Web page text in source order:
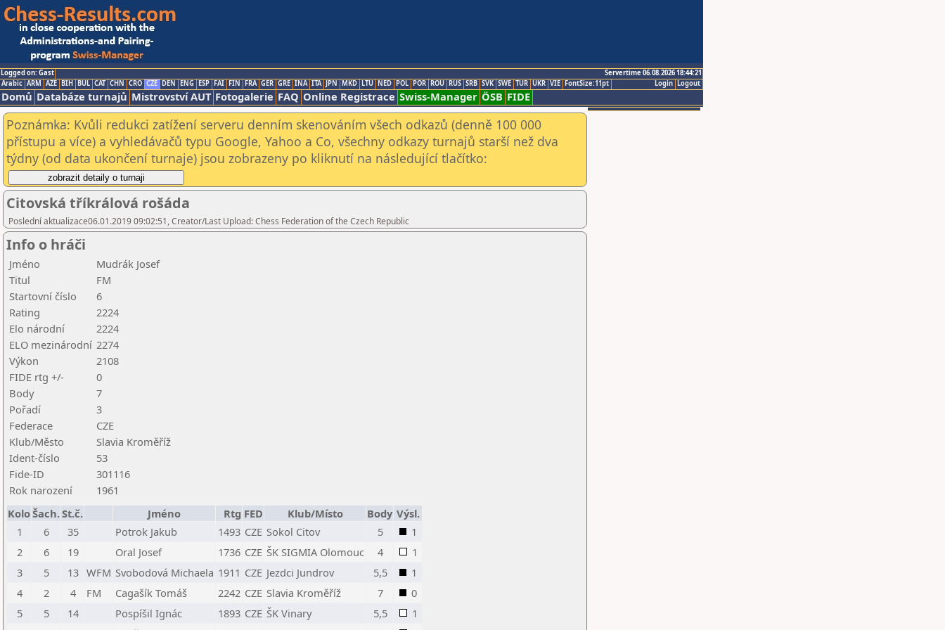
Logged on: Gast
Servertime 06.08.2026 18:44:21
Logout
Login
Arabic ARM AZE BIH BUL CAT CHN CRO CZE DEN ENG ESP FAI FIN FRA GER GRE INA ITA JPN MKD LTU NED POL POR ROU RUS SRB SVK SWE TUR UKR VIE FontSize:11pt
Domů Databáze turnajů Mistrovství AUT Fotogalerie FAQ Online Registrace Swiss-Manager ÖSB FIDE
Poznámka: Kvůli redukci zatížení serveru denním skenováním všech odkazů (denně 100 000
přístupu a více) a vyhledávačů typu Google, Yahoo a Co, všechny odkazy turnajů starší než dva
týdny (od data ukončení turnaje) jsou zobrazeny po kliknutí na následující tlačítko:
Citovská tříkrálová rošáda
Poslední aktualizace06.01.2019 09:02:51, Creator/Last Upload: Chess Federation of the Czech Republic
Info o hráči
Jméno
Mudrák Josef
Titul
FM
Startovní číslo
6
Rating
2224
Elo národní
2224
ELO mezinárodní 2274
Výkon
2108
FIDE rtg +/-
0
Body
7
Pořadí
3
Federace
CZE
Klub/Město
Slavia Kroměříž
Ident-číslo
53
Fide-ID
301116
Rok narození
1961
KoloŠach.St.č. Jméno Rtg FED Klub/Místo Body Výsl.
1
6 35 Potrok Jakub 1493 CZE Sokol Citov 5
1
2
6 19 Oral Josef 1736 CZE ŠK SIGMIA Olomouc 4
1
3
5 13 WFM Svobodová Michaela 1911 CZE Jezdci Jundrov 5,5
1
4
2 4 FM Cagašík Tomáš 2242 CZE Slavia Kroměříž 7
0
5
5 14 Pospíšil Ignác 1893 CZE ŠK Vinary 5,5
1